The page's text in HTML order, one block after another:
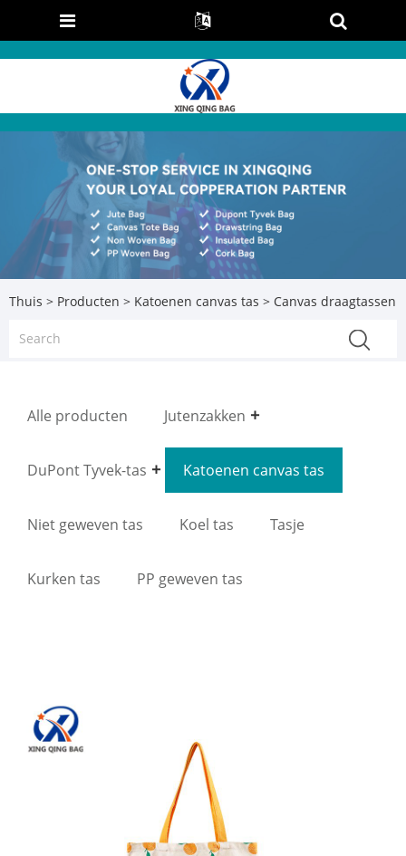
Thuis > Producten > Katoenen canvas tas > Canvas draagtassen
Alle producten Jutenzakken
DuPont Tyvek-tas Katoenen canvas tas
Niet geweven tas Koel tas Tasje
Kurken tas PP geweven tas